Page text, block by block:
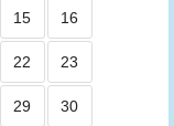
15 16
22 23
29 30